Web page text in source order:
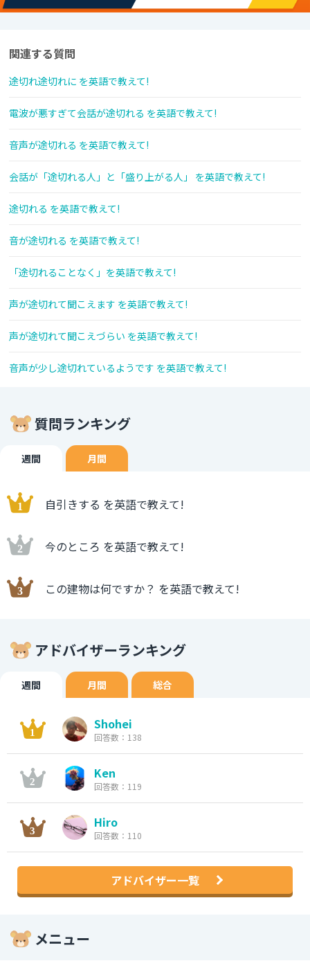
関連する質問
途切れ途切れに を英語で教えて!
電波が悪すぎて会話が途切れる を英語で教えて!
音声が途切れる を英語で教えて!
会話が「途切れる人」と「盛り上がる人」 を英語で教えて!
途切れる を英語で教えて!
音が途切れる を英語で教えて!
「途切れることなく」を英語で教えて!
声が途切れて聞こえます を英語で教えて!
声が途切れて聞こえづらい を英語で教えて!
音声が少し途切れているようです を英語で教えて!
質問ランキング
週間 月間
自引きする を英語で教えて!
今のところ を英語で教えて!
この建物は何ですか？ を英語で教えて!
アドバイザーランキング
週間 月間 総合
Shohei
回答数：138
Ken
回答数：119
Hiro
回答数：110
アドバイザー一覧
メニュー